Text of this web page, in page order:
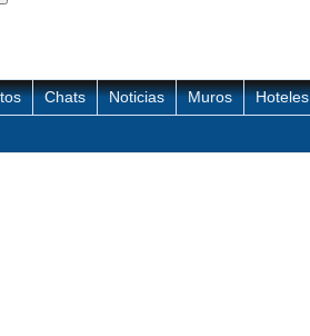
Chats Noticias Muros Hoteles